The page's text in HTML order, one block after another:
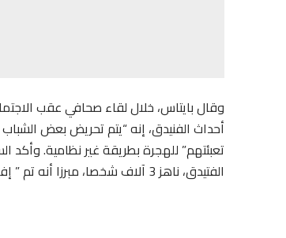
وقال بايتاس، خلال لقاء صحافي عقب
أحداث الفنيدق، إنه “يتم تحريض بعض
تعبئتهم” للهجرة بطريقة غير نظامية. وأكد
الفتيدق، ناهز 3 آلاف شخصا، مبرزا أنه تم ” إفشال جميع هذه المحاولات “.